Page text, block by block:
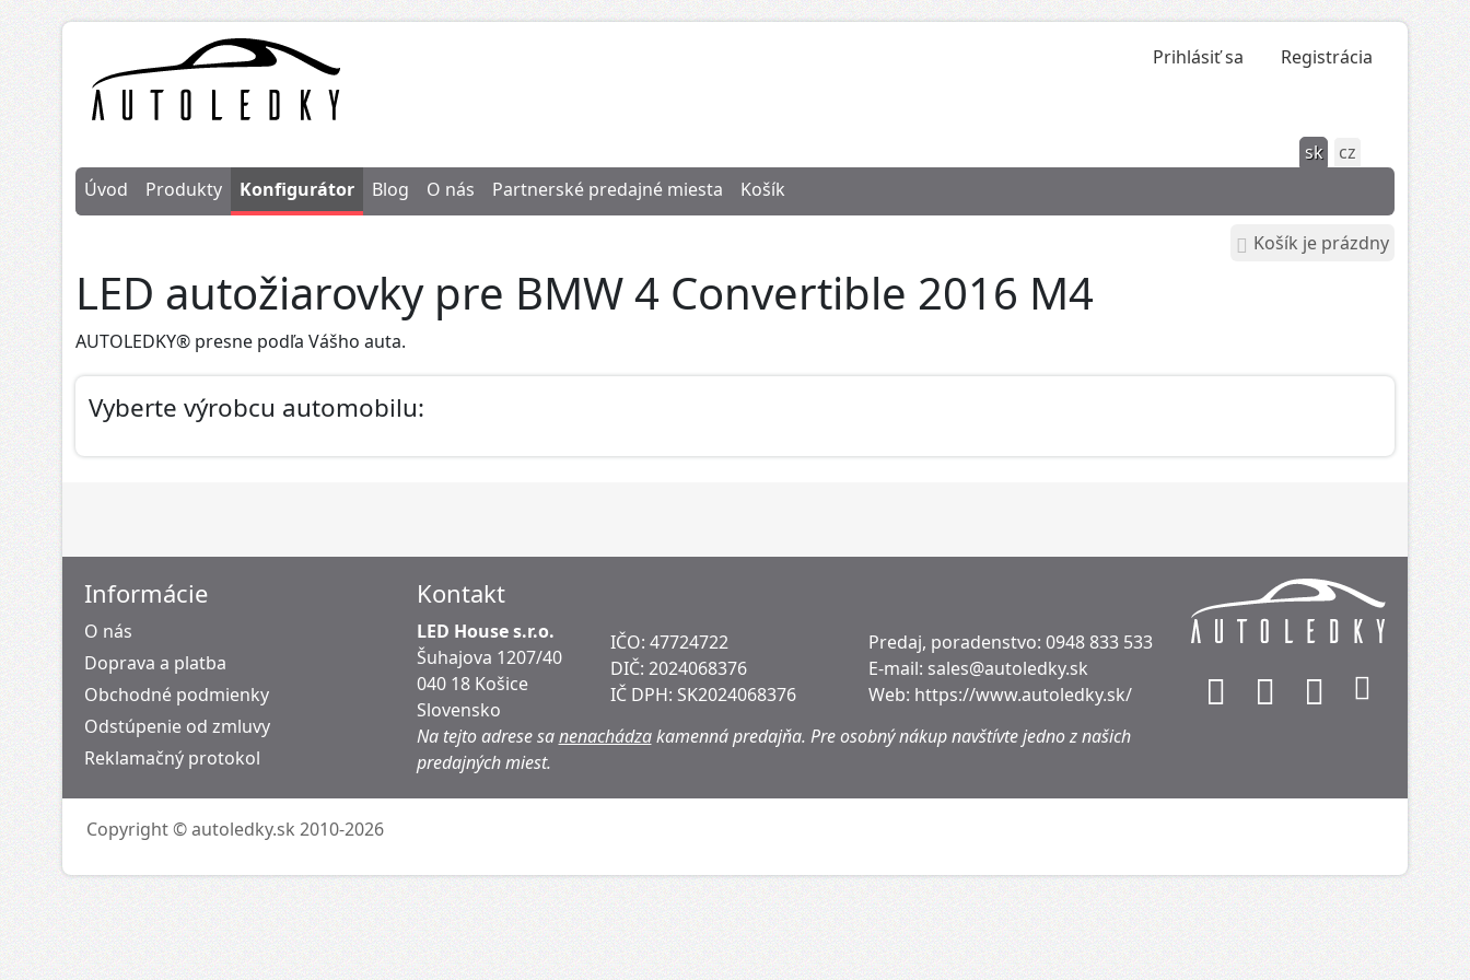
Prihlásiť sa Registrácia
sk
cz
Úvod
Produkty Konfigurátor Blog O nás Partnerské predajné miesta Košík
Košík je prázdny
LED autožiarovky pre BMW 4 Convertible 2016 M4
AUTOLEDKY® presne podľa Vášho auta.
Vyberte výrobcu automobilu:
Informácie
O nás
Doprava a platba
Obchodné podmienky
Odstúpenie od zmluvy
Reklamačný protokol
Kontakt
LED House s.r.o.
Šuhajova 1207/40
040 18 Košice
Slovensko
IČO: 47724722
DIČ: 2024068376
IČ DPH: SK2024068376
Predaj, poradenstvo: 0948 833 533
E-mail: sales@autoledky.sk
Web: https://www.autoledky.sk/
Na tejto adrese sanenachádzakamenná predajňa. Pre osobný nákup navštívte jedno z našich
predajných miest.
Copyright © autoledky.sk 2010-2026